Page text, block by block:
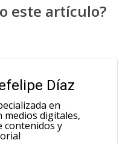
este artículo?
Díaz
en
medios digitales,
contenidos y